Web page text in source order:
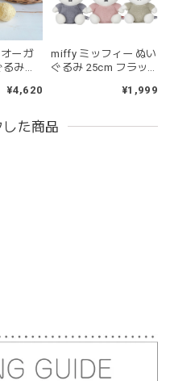
kawaii&born | ハート型 歯固めリング シリコン
ちゃの中で1番長く握って
いので遊んでいる姿もと
製なので哺乳瓶と一緒に洗
てるのも嬉しいです。
遊んでいます。木の部分は
。
ーガ
るみ
toy テ
¥4,620
miffy ミッフィー ぬい
ぐるみ 25cm フラッ
¥1,999
た商品